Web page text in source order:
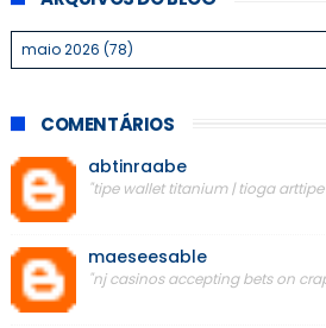
COMENTÁRIOS
abtinraabe
"tipe wallet titanium | tioga
maeseesable
"nj casinos accepting bets on